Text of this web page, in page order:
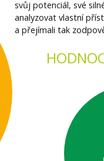
svůj potenciál, své
analyzovat vlastní
a přejímali tak